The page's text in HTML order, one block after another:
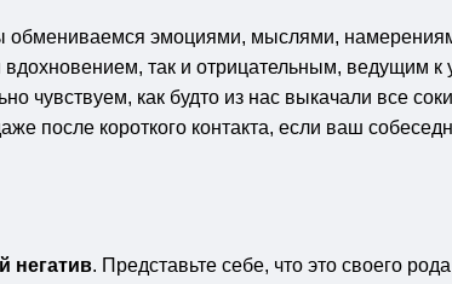
эмоциями, мыслями,
так и отрицательным, ведущим
чувствуем, как будто из нас выкачали все
после короткого контакта, если ваш
негатив. Представьте себе, что это своего